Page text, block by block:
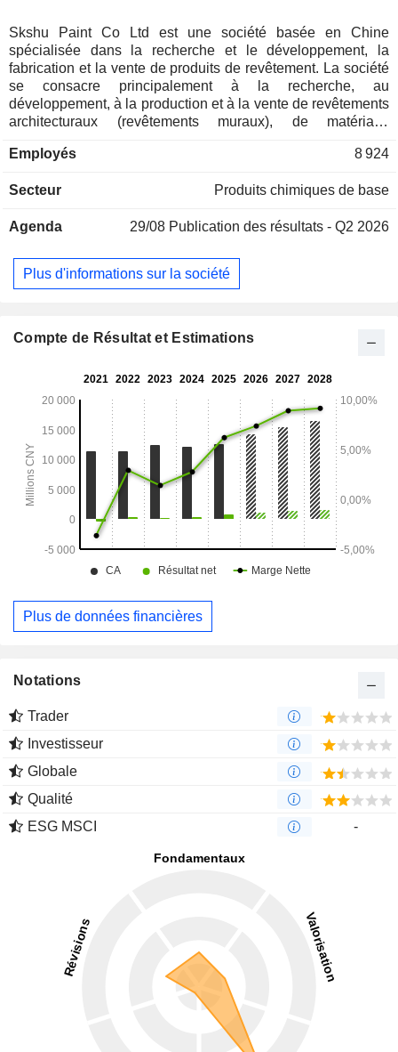
Skshu Paint Co Ltd est une société basée en Chine
spécialisée dans la recherche et le développement, la
fabrication et la vente de produits de revêtement. La société
se consacre principalement à la recherche, au
développement, à la production et à la vente de revêtements
architecturaux (revêtements muraux), de matériaux
thermique et de panneaux isolants intégrés, de revêtements
industriels et d'autres produits. La société propose des
maison. Les revêtements muraux pour la maison
standard Health Plus et la pierre métallique. Les
revêtements muraux techniques comprennent la peinture
peinture thermoréfléchissante et thermo-isolante.
Employés 8 924
Secteur Produits chimiques de base
Agenda 29/08 Publication des résultats - Q2 2026
Plus d'informations sur la société
Compte de Résultat et Estimations
Plus de données financières
Notations
Trader
Investisseur
Globale
Qualité
ESG MSCI
-